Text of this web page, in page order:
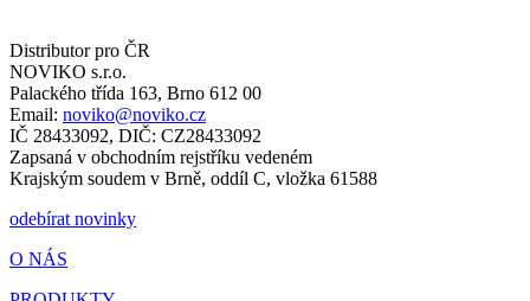
Distributor pro ČR
NOVIKO s.r.o.
Palackého třída 163, Brno 612 00
Email: noviko@noviko.cz
IČ 28433092, DIČ: CZ28433092
Zapsaná v obchodním rejstříku vedeném
Krajským soudem v Brně, oddíl C, vložka 61588
odebírat novinky
O NÁS